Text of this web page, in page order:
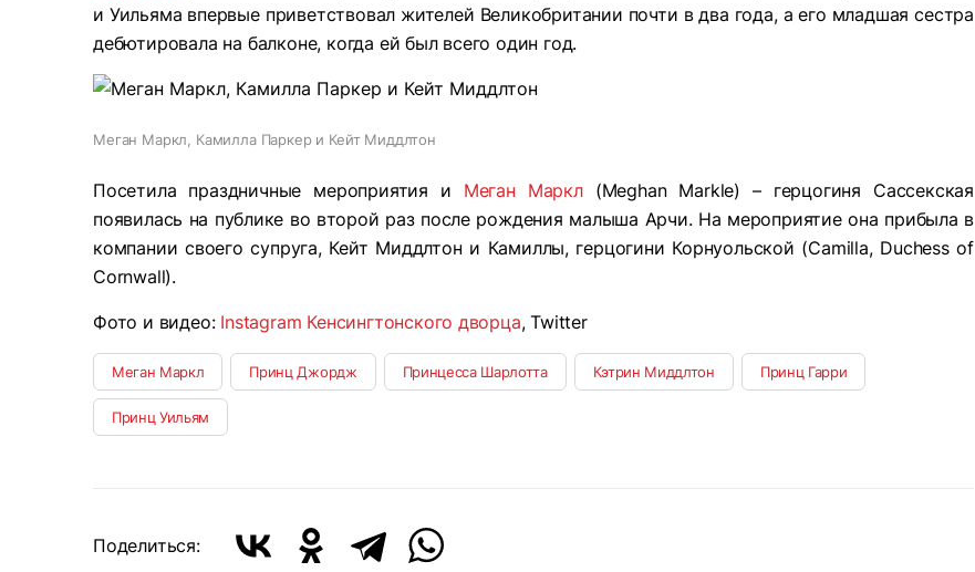
и Уильяма впервые приветствовал жителей Великобритании почти в два года, а его младшая сестра
дебютировала на балконе, когда ей был всего один год.
Меган Маркл, Камилла Паркер и Кейт Миддлтон
Посетила праздничные мероприятия и Меган Маркл(Meghan Markle) – герцогиня Сассекская
появилась на публике во второй раз после рождения малыша Арчи. На мероприятие она прибыла в
компании своего супруга, Кейт Миддлтон и Камиллы, герцогини Корнуольской (Camilla, Duchess of
Cornwall).
Фото и видео: Instagram Кенсингтонского дворца, Twitter
Меган Маркл Принц Джордж Принцесса Шарлотта Кэтрин Миддлтон Принц Гарри
Принц Уильям
Поделиться: